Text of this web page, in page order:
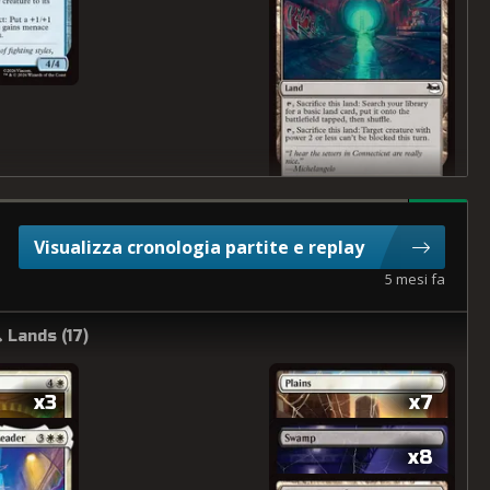
Visualizza cronologia partite e replay
5 mesi fa
Lands (17)
x3 x7
x8